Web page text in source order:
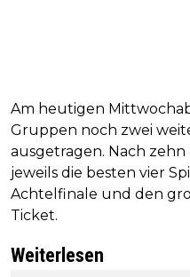
Am heutigen
Gruppen noch zwei
ausgetragen. Nach
jeweils die besten vier
Achtelfinale und den
Ticket.
Weiterlesen